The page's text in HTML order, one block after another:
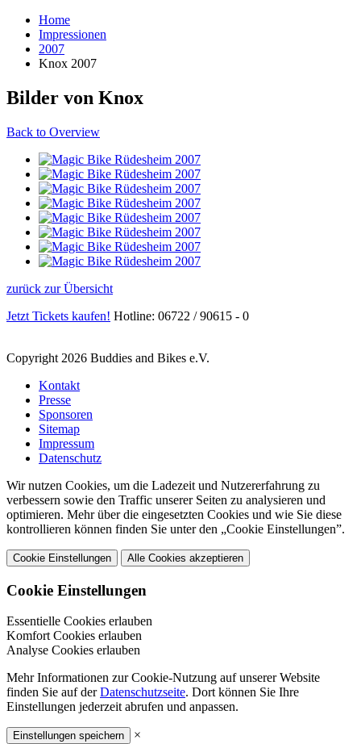
Home
Impressionen
2007
Knox 2007
Bilder von Knox
Back to Overview
zurück zur Übersicht
Jetzt Tickets kaufen! Hotline: 06722 / 90615 - 0
Copyright 2026 Buddies and Bikes e.V.
Kontakt
Presse
Sponsoren
Sitemap
Impressum
Datenschutz
Wir nutzen Cookies, um die Ladezeit und Nutzererfahrung zu
verbessern sowie den Traffic unserer Seiten zu analysieren und
optimieren. Mehr über die eingesetzten Cookies und wie Sie diese
kontrollieren können finden Sie unter den „Cookie Einstellungen”.
Cookie Einstellungen Alle Cookies akzeptieren
Cookie Einstellungen
Essentielle Cookies erlauben
Komfort Cookies erlauben
Analyse Cookies erlauben
Mehr Informationen zur Cookie-Nutzung auf unserer Website
finden Sie auf derDatenschutzseite. Dort können Sie Ihre
Einstellungen jederzeit abrufen und anpassen.
Einstellungen speichern ×